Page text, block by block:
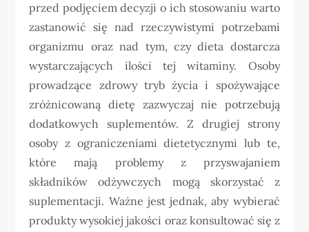
przed podjęciem decyzji o ich stosowaniu warto
zastanowić się nad rzeczywistymi potrzebami
organizmu oraz nad tym, czy dieta dostarcza
wystarczających ilości tej witaminy. Osoby
prowadzące zdrowy tryb życia i spożywające
zróżnicowaną dietę zazwyczaj nie potrzebują
dodatkowych suplementów. Z drugiej strony
osoby z ograniczeniami dietetycznymi lub te,
które mają problemy z przyswajaniem
składników odżywczych mogą skorzystać z
suplementacji. Ważne jest jednak, aby wybierać
produkty wysokiej jakości oraz konsultować się z